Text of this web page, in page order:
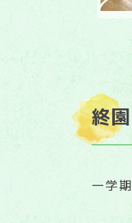
終
一学